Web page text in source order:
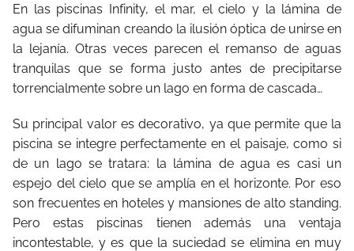
En las piscinas Infinity, el mar, el cielo y la lámina de
agua se difuminan creando la ilusión óptica de unirse en
la lejanía. Otras veces parecen el remanso de aguas
tranquilas que se forma justo antes de precipitarse
torrencialmente sobre un lago en forma de cascada…
Su principal valor es decorativo, ya que permite que la
piscina se integre perfectamente en el paisaje, como si
de un lago se tratara: la lámina de agua es casi un
espejo del cielo que se amplía en el horizonte. Por eso
son frecuentes en hoteles y mansiones de alto standing.
Pero estas piscinas tienen además una ventaja
incontestable, y es que la suciedad se elimina en muy